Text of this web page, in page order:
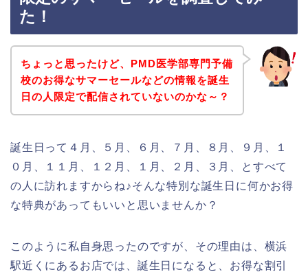
た！
ちょっと思ったけど、PMD医学部専門予備
校のお得なサマーセールなどの情報を誕生
日の人限定で配信されていないのかな～？
誕生日って４月、５月、６月、７月、８月、９月、１
０月、１１月、１２月、１月、２月、３月、とすべて
の人に訪れますからね♪そんな特別な誕生日に何かお得
な特典があってもいいと思いませんか？
このように私自身思ったのですが、その理由は、横浜
駅近くにあるお店では、誕生日になると、お得な割引